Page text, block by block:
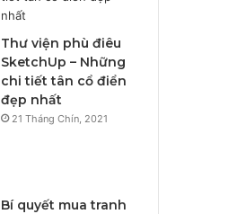
Thư viện phù điêu
SketchUp – Những
chi tiết tân cổ điển
đẹp nhất
21 Tháng Chín, 2021
Bí quyết mua tranh